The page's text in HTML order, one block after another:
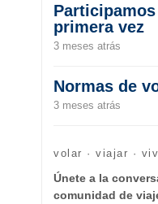
primera vez
3 meses atrás
Normas de
3 meses atrás
volar · viajar ·
Únete a la
comunidad de